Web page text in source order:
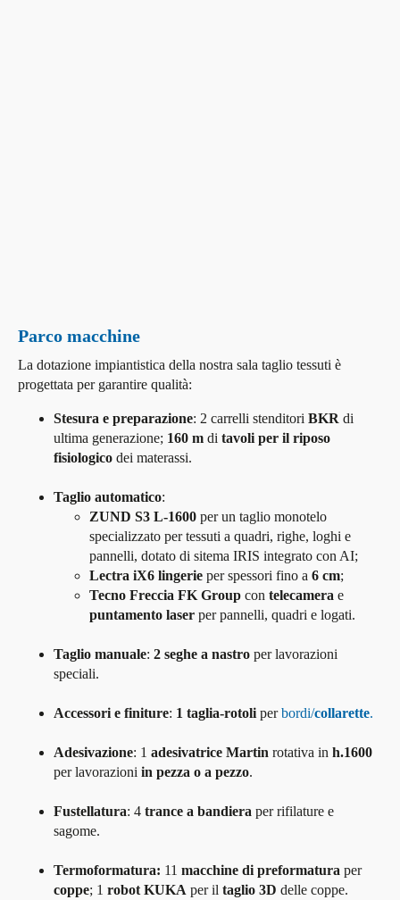
Parco macchine
La dotazione impiantistica della nostra sala taglio tessuti è
progettata per garantire qualità:
Stesura e preparazione: 2 carrelli stenditori BKR di
ultima generazione; 160 m di tavoli per il riposo
fisiologico dei materassi.
Taglio automatico:
ZUND S3 L-1600 per un taglio monotelo
specializzato per tessuti a quadri, righe, loghi e
pannelli, dotato di sitema IRIS integrato con AI;
Lectra iX6 lingerie per spessori fino a 6 cm;
Tecno Freccia FK Group con telecamera e
puntamento laser per pannelli, quadri e logati.
Taglio manuale: 2 seghe a nastro per lavorazioni
speciali.
Accessori e finiture: 1 taglia-rotoli perbordi/collarette.
Adesivazione: 1 adesivatrice Martin rotativa in h.1600
per lavorazioni in pezza o a pezzo.
Fustellatura: 4 trance a bandiera per rifilature e
sagome.
Termoformatura: 11 macchine di preformatura per
coppe; 1 robot KUKA per il taglio 3D delle coppe.